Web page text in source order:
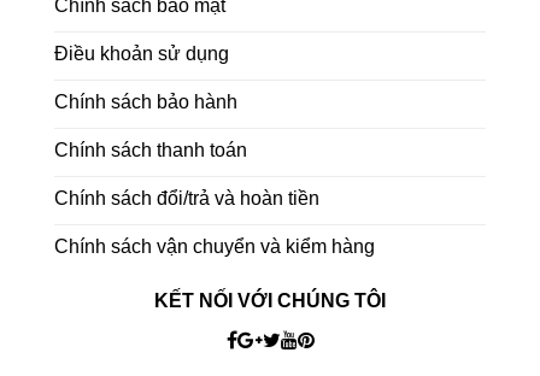
Chính sách bảo mật
Điều khoản sử dụng
Chính sách bảo hành
Chính sách thanh toán
Chính sách đổi/trả và hoàn tiền
Chính sách vận chuyển và kiểm hàng
KẾT NỐI VỚI CHÚNG TÔI